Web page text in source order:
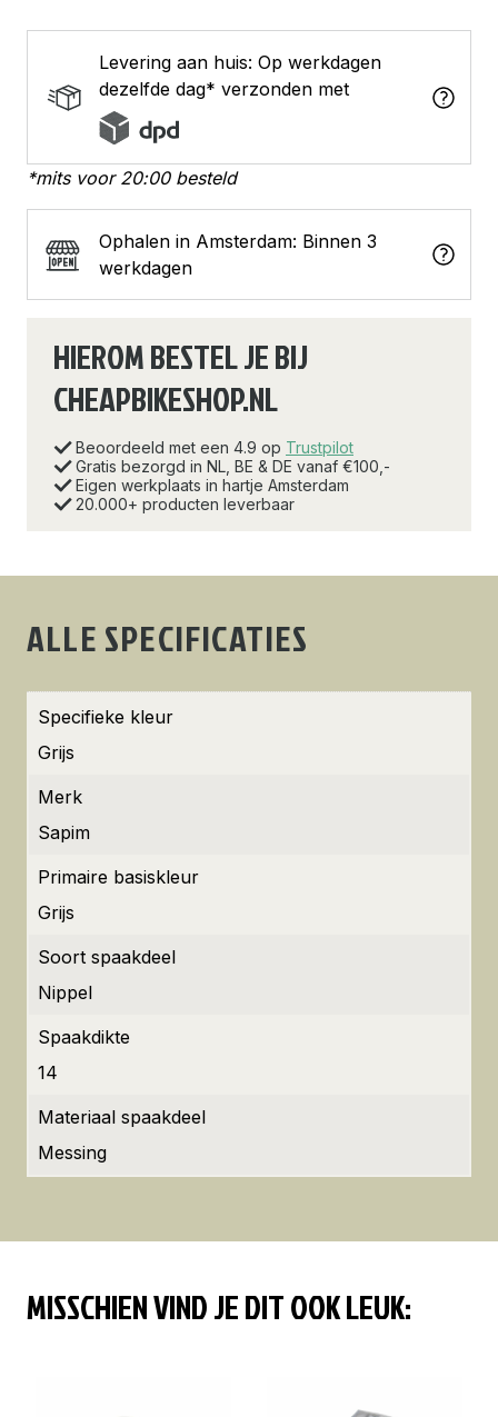
(100
aantal
Levering aan huis: Op werkdagen
dezelfde dag* verzonden met
*mits voor 20:00 besteld
Ophalen in Amsterdam: Binnen 3
werkdagen
HIEROM BESTEL JE BIJ
CHEAPBIKESHOP.NL
Beoordeeld met een 4.9 op Trustpilot
Gratis bezorgd in NL, BE & DE vanaf €100,-
Eigen werkplaats in hartje Amsterdam
20.000+ producten leverbaar
ALLE SPECIFICATIES
Specifieke kleur
Grijs
Merk
Sapim
Primaire basiskleur
Grijs
Soort spaakdeel
Nippel
Spaakdikte
14
Materiaal spaakdeel
Messing
MISSCHIEN VIND JE DIT OOK LEUK: